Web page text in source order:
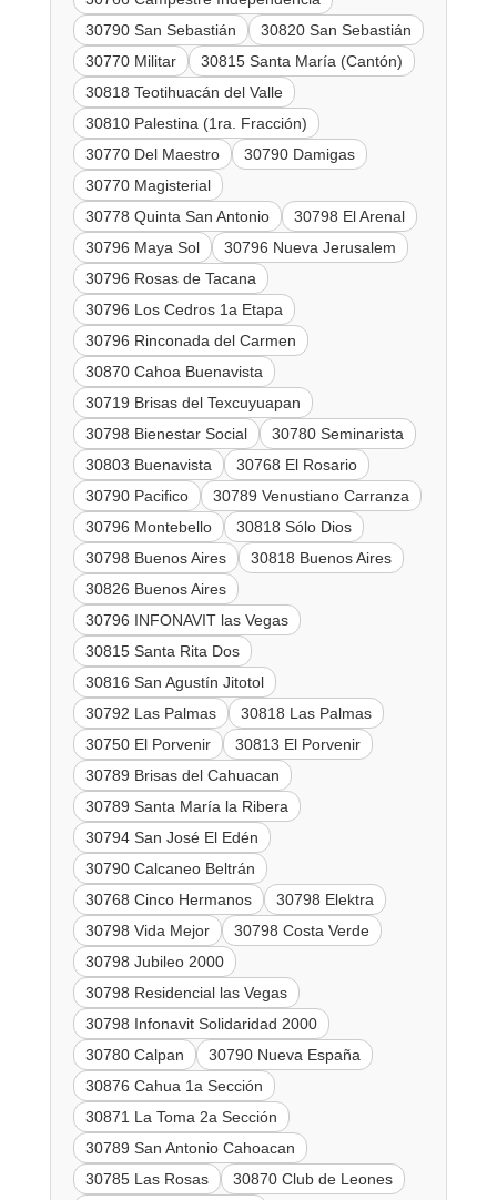
30790 San Sebastián
30820 San Sebastián
30770 Militar
30815 Santa María (Cantón)
30818 Teotihuacán del Valle
30810 Palestina (1ra. Fracción)
30770 Del Maestro
30790 Damigas
30770 Magisterial
30778 Quinta San Antonio
30798 El Arenal
30796 Maya Sol
30796 Nueva Jerusalem
30796 Rosas de Tacana
30796 Los Cedros 1a Etapa
30796 Rinconada del Carmen
30870 Cahoa Buenavista
30719 Brisas del Texcuyuapan
30798 Bienestar Social
30780 Seminarista
30803 Buenavista
30768 El Rosario
30790 Pacifico
30789 Venustiano Carranza
30796 Montebello
30818 Sólo Dios
30798 Buenos Aires
30818 Buenos Aires
30826 Buenos Aires
30796 INFONAVIT las Vegas
30815 Santa Rita Dos
30816 San Agustín Jitotol
30792 Las Palmas
30818 Las Palmas
30750 El Porvenir
30813 El Porvenir
30789 Brisas del Cahuacan
30789 Santa María la Ribera
30794 San José El Edén
30790 Calcaneo Beltrán
30768 Cinco Hermanos
30798 Elektra
30798 Vida Mejor
30798 Costa Verde
30798 Jubileo 2000
30798 Residencial las Vegas
30798 Infonavit Solidaridad 2000
30780 Calpan
30790 Nueva España
30876 Cahua 1a Sección
30871 La Toma 2a Sección
30789 San Antonio Cahoacan
30785 Las Rosas
30870 Club de Leones